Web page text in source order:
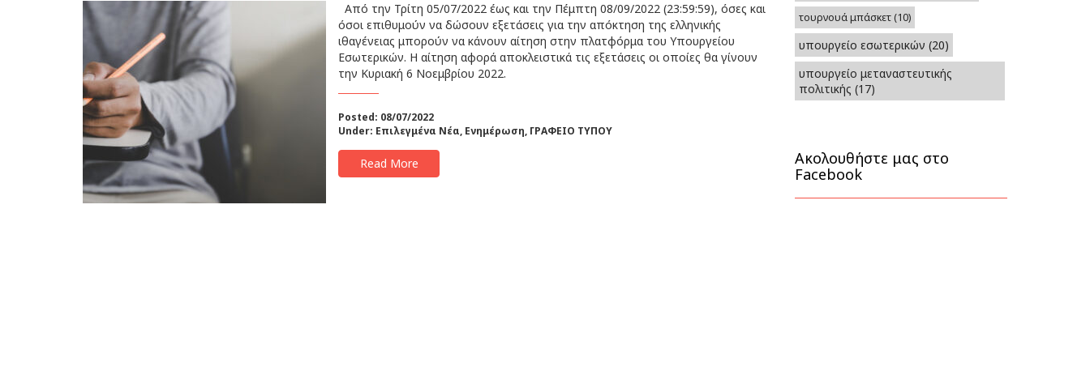
Από την Τρίτη 05/07/2022 έως και την Πέμπτη 08/09/2022 (23:59:59), όσες και
όσοι επιθυμούν να δώσουν εξετάσεις για την απόκτηση της ελληνικής
ιθαγένειας μπορούν να κάνουν αίτηση στην πλατφόρμα του Υπουργείου
Εσωτερικών. Η αίτηση αφορά αποκλειστικά τις εξετάσεις οι οποίες θα γίνουν
την Κυριακή 6 Νοεμβρίου 2022.
Posted: 08/07/2022
Under: Επιλεγμένα Νέα, Ενημέρωση, ΓΡΑΦΕΙΟ ΤΥΠΟΥ
Read More
τουρνουά μπάσκετ(10)
υπουργείο εσωτερικών (20)
υπουργείο μεταναστευτικής
πολιτικής (17)
Ακολουθήστε μας στο
Facebook